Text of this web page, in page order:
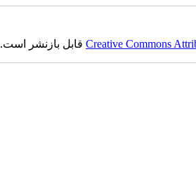
Creative Commonsقابل بازنشر است.